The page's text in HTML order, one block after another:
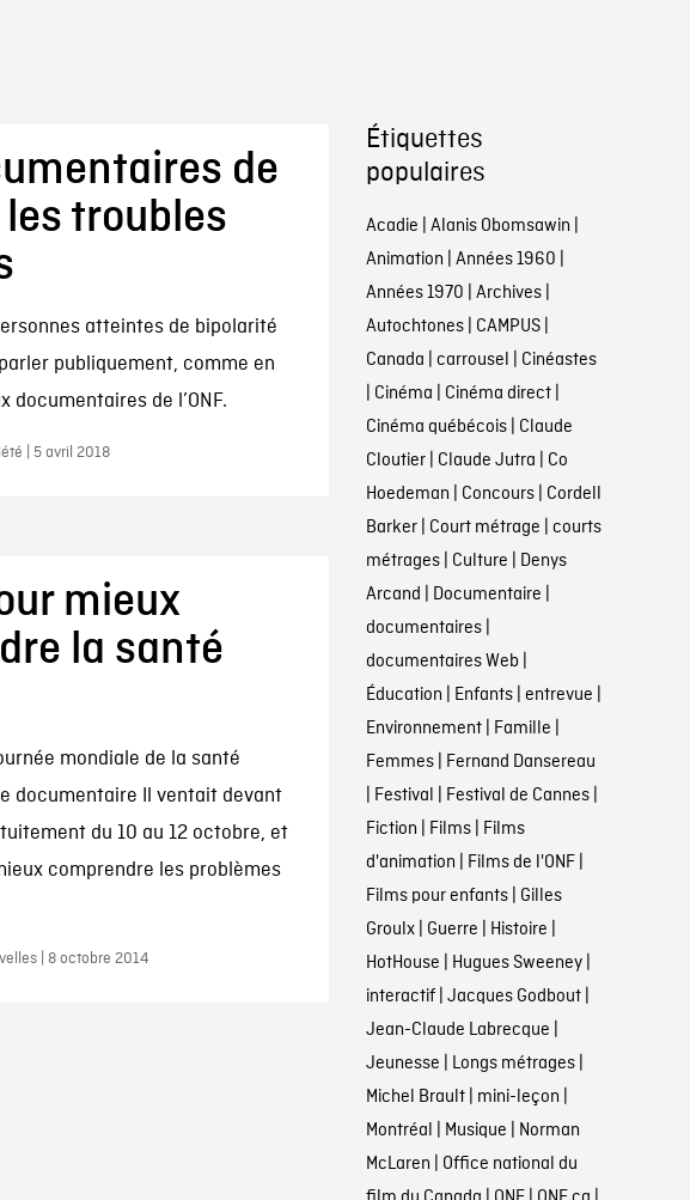
de
les troubles
atteintes de bipolarité
publiquement, comme en
documentaires de l’ONF.
| 5 avril 2018
mieux
la santé
mondiale de la santé
documentaire Il ventait devant
du 10 au 12 octobre, et
comprendre les problèmes
| 8 octobre 2014
Étiquettes
populaires
Acadie | Alanis Obomsawin |
Animation | Années 1960 |
Années 1970 | Archives|
Autochtones| CAMPUS|
Canada | carrousel | Cinéastes
| Cinéma | Cinéma direct|
Cinéma québécois| Claude
Cloutier| Claude Jutra | Co
Hoedeman | Concours| Cordell
Barker| Court métrage | courts
métrages| Culture | Denys
Arcand | Documentaire |
documentaires|
documentaires Web |
Éducation | Enfants| entrevue |
Environnement| Famille |
Femmes| Fernand Dansereau
| Festival | Festival de Cannes|
Fiction | Films| Films
d'animation | Films de l'ONF|
Films pour enfants| Gilles
Groulx| Guerre | Histoire |
HotHouse | Hugues Sweeney|
interactif| Jacques Godbout|
Jean-Claude Labrecque |
Jeunesse | Longs métrages|
Michel Brault| mini-leçon |
Montréal | Musique | Norman
McLaren | Office national du